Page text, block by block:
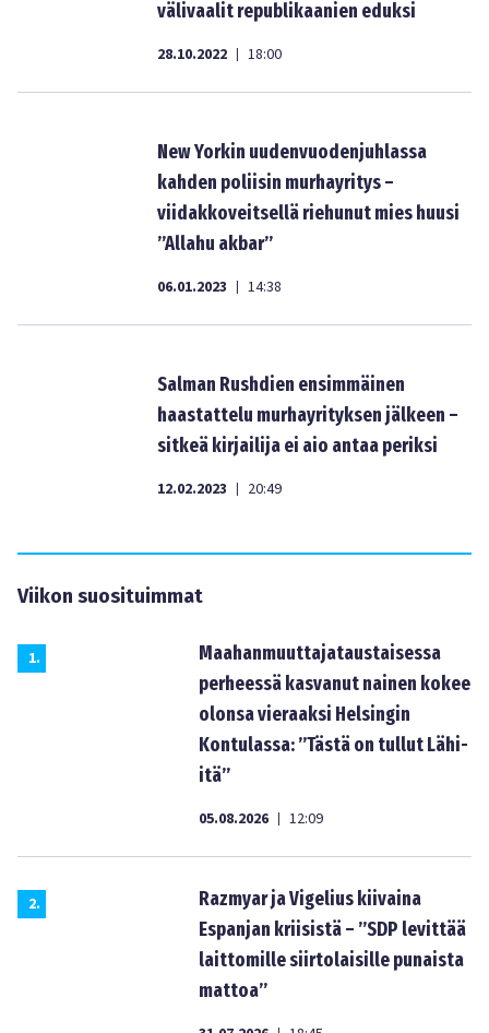
välivaalit republikaanien eduksi
28.10.2022 | 18:00
New Yorkin uudenvuodenjuhlassa
kahden poliisin murhayritys –
viidakkoveitsellä riehunut mies huusi
”Allahu akbar”
06.01.2023 | 14:38
Salman Rushdien ensimmäinen
haastattelu murhayrityksen jälkeen –
sitkeä kirjailija ei aio antaa periksi
12.02.2023 | 20:49
Viikon suosituimmat
1.
Maahanmuuttajataustaisessa
perheessä kasvanut nainen kokee
olonsa vieraaksi Helsingin
Kontulassa: ”Tästä on tullut Lähi-
itä”
05.08.2026 | 12:09
2.
Razmyar ja Vigelius kiivaina
Espanjan kriisistä – ”SDP levittää
laittomille siirtolaisille punaista
mattoa”